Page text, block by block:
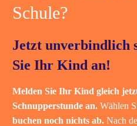
Schule?
Jetzt unverbindlich
Sie Ihr Kind an!
Melden Sie Ihr Kind gleich
Schnupperstunde an. Wählen
buchen noch nichts ab. Nach